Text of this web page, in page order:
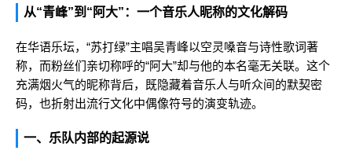
从“青峰”到“阿大”：一个音乐人昵称的文化解码
在华语乐坛，“苏打绿”主唱吴青峰以空灵嗓音与诗性歌词著
称，而粉丝们亲切称呼的“阿大”却与他的本名毫无关联。这个
充满烟火气的昵称背后，既隐藏着音乐人与听众间的默契密
码，也折射出流行文化中偶像符号的演变轨迹。
一、乐队内部的起源说